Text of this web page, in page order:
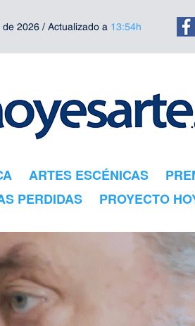
2026 / Actualizado a 13:54h
ARTES ESCÉNICAS
PERDIDAS
PROYECTO